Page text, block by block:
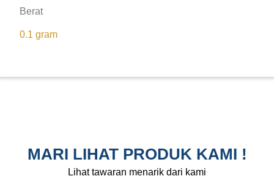
Berat
0.1 gram
MARI LIHAT PRODUK KAMI !
Lihat tawaran menarik dari kami